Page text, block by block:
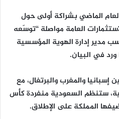
الماضي بشراكة أولى حول
العامة مواصلة “توسّعه
مدير إدارة الهوية المؤسسية
في البيان.
المشترك بين إسبانيا والمغرب والبرتغال، مع
ستنظم السعودية منفردة كأس